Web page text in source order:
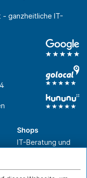
- ganzheitliche IT-
Shops
IT-Beratung und